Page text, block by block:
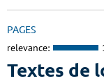
PAGES
relevance:
Textes de